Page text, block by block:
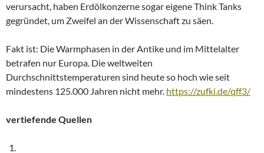
verursacht, haben Erdölkonzerne sogar eigene Think Tanks
gegründet, um Zweifel an der Wissenschaft zu säen.
Fakt ist: Die Warmphasen in der Antike und im Mittelalter
betrafen nur Europa. Die weltweiten
Durchschnittstemperaturen sind heute so hoch wie seit
mindestens 125.000 Jahren nicht mehr. https://zufki.de/qff3/
vertiefende Quellen